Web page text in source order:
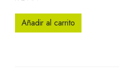
Añadir al carrito